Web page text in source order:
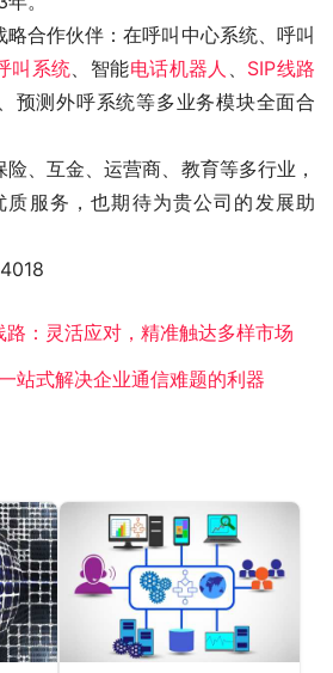
合作伙伴：在呼叫中心系统、呼叫
叫系统、智能电话机器人 、 SIP线路
预测外呼系统等多业务模块全面合
、互金、运营商、教育等多行业，
服务，也期待为贵公司的发展助
路：灵活应对，精准触达多样市场
站式解决企业通信难题的利器